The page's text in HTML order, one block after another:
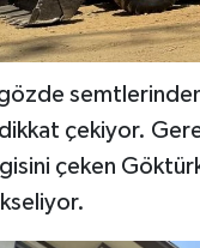
gözde
çekiyor.
ilgisini çeken